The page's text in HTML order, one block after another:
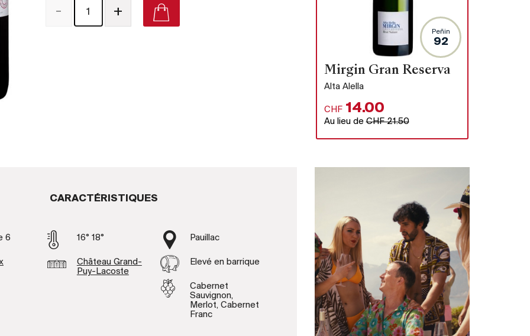
- +
CARACTÉRISTIQUES
6 16° 18° Pauillac
Château Grand-
Puy-Lacoste
Elevé en barrique
Cabernet
Sauvignon,
Merlot, Cabernet
Franc
Peñin
92
Mirgin Gran Reserva
Alta Alella
CHF 14.00
Au lieu deCHF 21.50